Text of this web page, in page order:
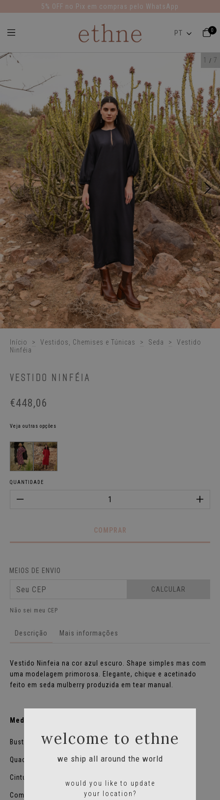
5% OFF no Pix em compras pelo WhatsApp
0
welcome to ethne
we ship all around the world
would you like to update
your location?
1 / 7
Início > Vestidos, Chemises e Túnicas > Seda >
Vestido
Ninféia
VESTIDO NINFÉIA
€448,06
Veja outras opções
QUANTIDADE
MEIOS DE ENVIO
CALCULAR
Não sei meu CEP
Descrição Mais informações
Vestido Ninfeia na cor azul escuro. Shape simples mas com
uma modelagem primorosa. Elegante, chique e acetinado
feito em seda mulberry produzida em tear manual.
Medidas:
Busto: 130cm
Quadril: 120cm
Cintura: 124cm
Comp. manga: 30cm + 27cm ombro